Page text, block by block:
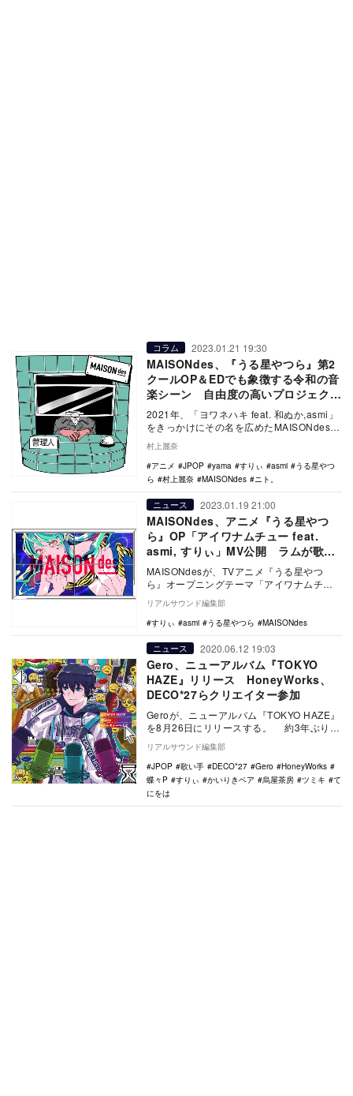
コラム 2023.01.21 19:30
MAISONdes、『うる星やつら』第2
クールOP＆EDでも象徴する令和の音
楽シーン 自由度の高いプロジェクト
の強み
2021年、「ヨワネハキ feat. 和ぬか,asmi」
をきっかけにその名を広めたMAISONdes。
村上麗奈
アニメ
JPOP yama すりぃ asmi
うる星やつ
ら
村上麗奈 MAISONdes ニト。
ニュース 2023.01.19 21:00
MAISONdes、アニメ『うる星やつ
ら』OP「アイワナムチュー feat.
asmi, すりぃ」MV公開 ラムが歌っ
ているような演出に
MAISONdesが、TVアニメ『うる星やつ
ら』オープニングテーマ「アイワナムチュ
ー feat. asmi, すりぃ」のMVを公…
リアルサウンド編集部
すりぃ
asmi うる星やつら MAISONdes
ニュース 2020.06.12 19:03
Gero、ニューアルバム『TOKYO
HAZE』リリース HoneyWorks、
DECO*27らクリエイター参加
Geroが、ニューアルバム『TOKYO HAZE』
を8月26日にリリースする。 約3年ぶりと
なるオリジナルアルバム『TOKY…
リアルサウンド編集部
JPOP
歌い手 DECO*27 Gero
HoneyWorks
蝶々P
すりぃ かいりきベア 烏屋茶房 ツミキ
て
にをは